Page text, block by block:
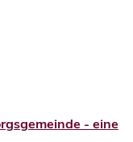
- eine